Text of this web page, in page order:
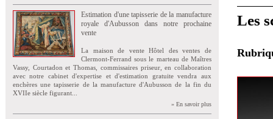
Estimation d'une tapisserie de la manufacture
royale d'Aubusson dans notre prochaine
vente
La maison de vente Hôtel des ventes de
Clermont-Ferrand sous le marteau de Maîtres
Vassy, Courtadon et Thomas, commissaires priseur, en collaboration
avec notre cabinet d'expertise et d'estimation gratuite vendra aux
enchères une tapisserie de la manufacture d'Aubusson de la fin du
XVIIe siècle figurant...
» En savoir plus
Les